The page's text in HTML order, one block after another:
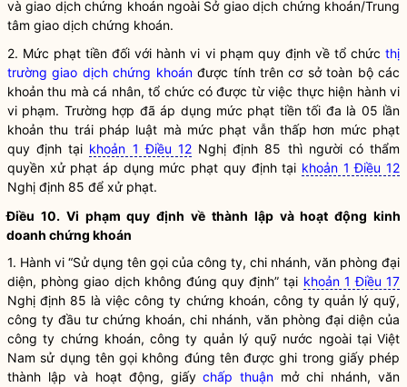
và giao dịchchứng khoánngoài Sở giao dịch chứng khoán/Trung
tâm giao dịch chứng khoán.
2. Mức phạt tiền đối với hành vi vi phạm quy định về tổ chức thị
trường giao dịch chứng khoánđược tính trên cơ sở toàn bộ các
khoản thu mà cá nhân, tổ chức có được từ việc thực hiện hành vi
vi phạm. Trường hợp đã áp dụng mức phạt tiền tối đa là 05 lần
khoản thu trái pháp luật mà mức phạt vẫn thấp hơn mức phạt
quy định tại khoản 1 Điều 12Nghị định 85 thì người có thẩm
quyền xử phạt áp dụng mức phạt quy định tại khoản 1 Điều 12
Nghị định 85 để xử phạt.
Điều 10. Vi phạm quy định về thành lập và hoạt động kinh
doanh chứng khoán
1. Hành vi “Sử dụng tên gọi của công ty, chi nhánh, văn phòng đại
diện, phòng giao dịch không đúng quy định” tại khoản 1 Điều 17
Nghị định 85 là việc công ty chứng khoán, công ty quản lý quỹ,
công ty đầu tư chứng khoán, chi nhánh, văn phòng đại diện của
công ty chứng khoán, công ty quản lý quỹ nước ngoài tại Việt
Nam sử dụng tên gọi không đúng tên được ghi trong giấy phép
thành lập và hoạt động, giấychấp thuận mở chi nhánh, văn